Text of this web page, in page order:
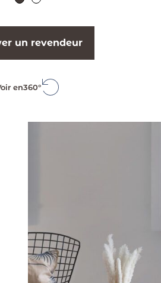
un revendeur
en360°